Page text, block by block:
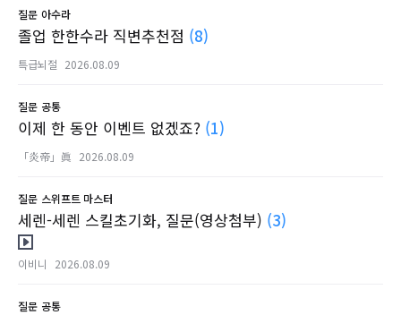
질문 아수라
졸업 한한수라 직변추천점 (8)
특급뇌절 2026.08.09
질문 공통
이제 한 동안 이벤트 없겠죠? (1)
「炎帝」眞 2026.08.09
질문 스위프트 마스터
세렌-세렌 스킬초기화, 질문(영상첨부) (3)
이비니 2026.08.09
질문 공통